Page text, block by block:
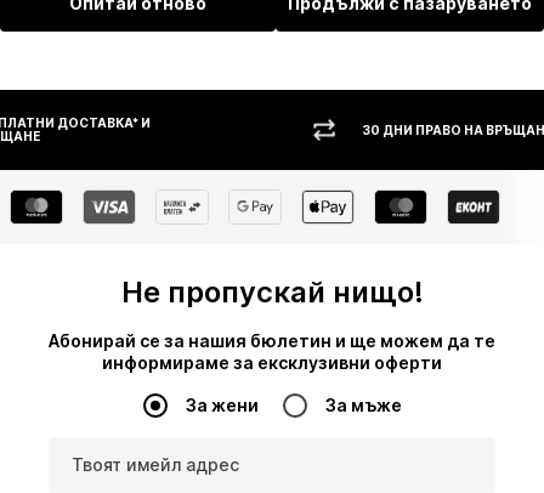
30 ДНИ ПРАВО НА ВРЪЩАНЕ
Не пропускай нищо!
Абонирай се за нашия бюлетин и ще можем да те
информираме за ексклузивни оферти
За жени За мъже
Твоят имейл адрес